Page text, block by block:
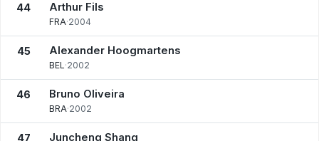
44 Arthur Fils
FRA·2004
45 Alexander Hoogmartens
BEL·2002
46 Bruno Oliveira
BRA·2002
47 Juncheng Shang